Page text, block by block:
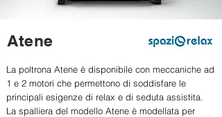
Atene
La poltrona Atene è disponibile con meccaniche ad
1 e 2 motori che permettono di soddisfare le
principali esigenze di relax e di seduta assistita.
La spalliera del modello Atene è modellata per